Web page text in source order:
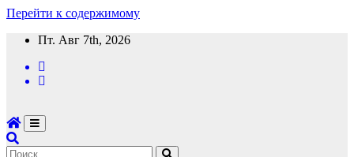
Перейти к содержимому
Пт. Авг 7th, 2026